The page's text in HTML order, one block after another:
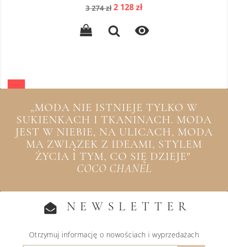
Cena
3 274 zł Cena
2 128 zł

„MODA NIE ISTNIEJE TYLKO W
SUKIENKACH I TKANINACH. MODA
JEST W NIEBIE, NA ULICACH, MODA
MA ZWIĄZEK Z IDEAMI, STYLEM
ŻYCIA I TYM, CO SIĘ DZIEJE"
COCO CHANEL
NEWSLETTER
Otrzymuj informację o nowościach i wyprzedażach